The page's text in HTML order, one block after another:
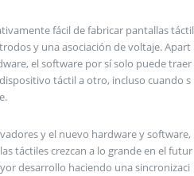
fácil de fabricar pantallas táctil
y una asociación de voltaje. Apart
el software por sí solo puede traer
táctil a otro, incluso cuando s
y el nuevo hardware y software,
táctiles crezcan a lo grande en el futur
desarrollo haciendo una sincronizaci